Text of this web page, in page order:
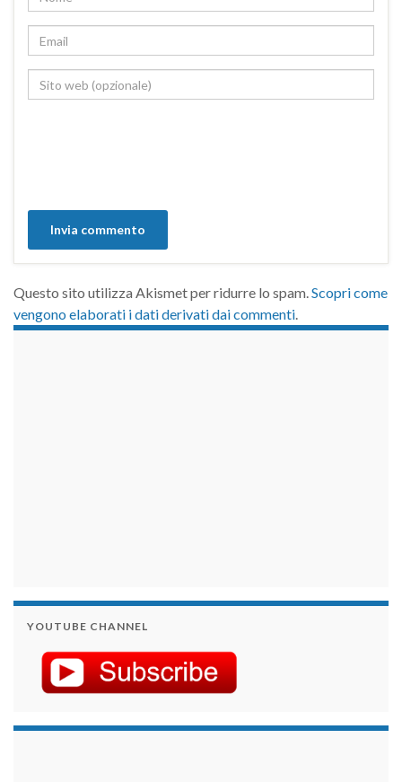
Questo sito utilizza Akismet per ridurre lo spam.Scopri come
vengono elaborati i dati derivati dai commenti.
YOUTUBE CHANNEL